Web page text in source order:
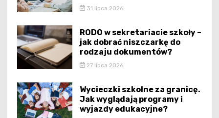
31 lipca 2026
RODO w sekretariacie szkoły –
jak dobrać niszczarkę do
rodzaju dokumentów?
27 lipca 2026
Wycieczki szkolne za granicę.
Jak wyglądają programy i
wyjazdy edukacyjne?